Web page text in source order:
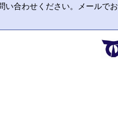
い合わせください。メールでお